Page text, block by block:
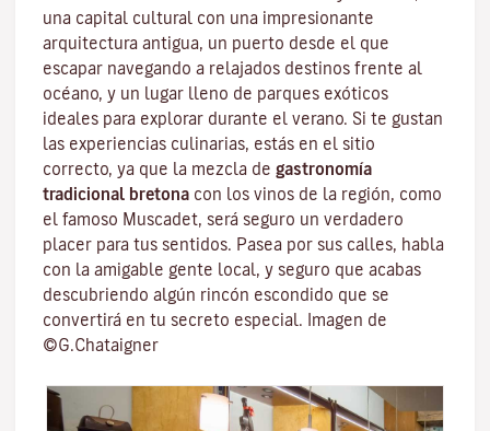
una capital cultural con una impresionante
arquitectura antigua, un puerto desde el que
escapar navegando a relajados destinos frente al
océano, y un lugar lleno de parques exóticos
ideales para explorar durante el verano. Si te gustan
las experiencias culinarias, estás en el sitio
correcto, ya que la mezcla de gastronomía
tradicional bretona con los vinos de la región, como
el famoso Muscadet, será seguro un verdadero
placer para tus sentidos. Pasea por sus calles, habla
con la amigable gente local, y seguro que acabas
descubriendo algún rincón escondido que se
convertirá en tu secreto especial. Imagen de
©G.Chataigner